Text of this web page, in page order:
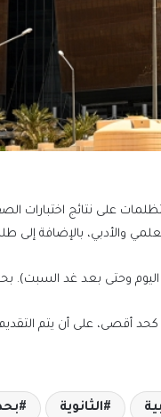
على نتائج اختبارات
وحتى بعد غد السبت).
أقصى، على أن يتم التقديم
الثانوية